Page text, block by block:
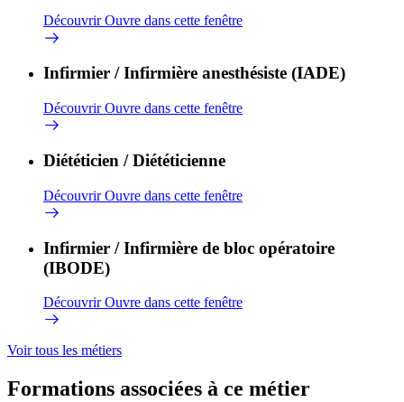
DécouvrirOuvre dans cette fenêtre
Infirmier / Infirmière anesthésiste (IADE)
DécouvrirOuvre dans cette fenêtre
Diététicien / Diététicienne
DécouvrirOuvre dans cette fenêtre
Infirmier / Infirmière de bloc opératoire
(IBODE)
DécouvrirOuvre dans cette fenêtre
Voir tous les métiers
Formations associées à ce métier